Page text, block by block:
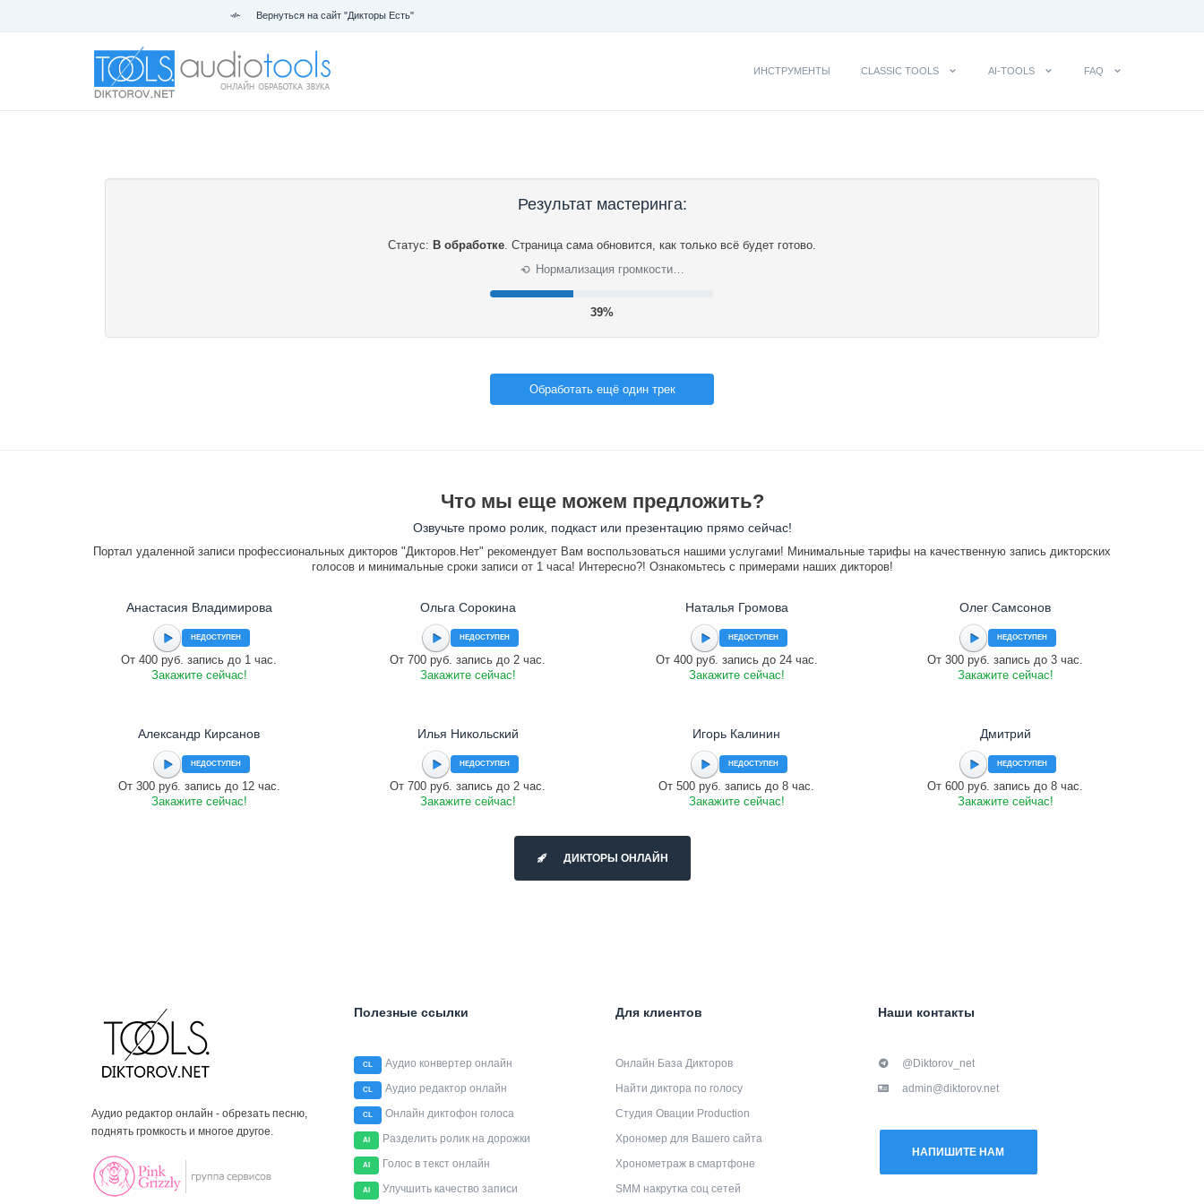
Вернуться на сайт "Дикторы Есть"
ИНСТРУМЕНТЫ CLASSIC TOOLS AI-TOOLS FAQ
Результат мастеринга:
Статус: В обработке. Страница сама обновится, как только всё будет готово.
⟳ Нормализация громкости…
40%
Обработать ещё один трек
Что мы еще можем предложить?
Озвучьте промо ролик, подкаст или презентацию прямо сейчас!
Портал удаленной записи профессиональных дикторов "Дикторов.Нет" рекомендует Вам воспользоваться нашими услугами! Минимальные тарифы на качественную запись дикторских
голосов и минимальные сроки записи от 1 часа! Интересно?! Ознакомьтесь с примерами наших дикторов!
Анастасия Владимирова
НЕДОСТУПЕН
От 400 руб. запись до 1 час.
Закажите сейчас!
Ольга Сорокина
НЕДОСТУПЕН
От 700 руб. запись до 2 час.
Закажите сейчас!
Наталья Громова
НЕДОСТУПЕН
От 400 руб. запись до 24 час.
Закажите сейчас!
Олег Самсонов
НЕДОСТУПЕН
От 300 руб. запись до 3 час.
Закажите сейчас!
Александр Кирсанов
НЕДОСТУПЕН
От 300 руб. запись до 12 час.
Закажите сейчас!
Илья Никольский
НЕДОСТУПЕН
От 700 руб. запись до 2 час.
Закажите сейчас!
Игорь Калинин
НЕДОСТУПЕН
От 500 руб. запись до 8 час.
Закажите сейчас!
Дмитрий
НЕДОСТУПЕН
От 600 руб. запись до 8 час.
Закажите сейчас!
ДИКТОРЫ ОНЛАЙН
Аудио редактор онлайн - обрезать песню,
поднять громкость и многое другое.
Полезные ссылки
CL Аудио конвертер онлайн
CL Аудио редактор онлайн
CL Онлайн диктофон голоса
AI Разделить ролик на дорожки
AI Голос в текст онлайн
AI Улучшить качество записи
Для клиентов
Онлайн База Дикторов
Найти диктора по голосу
Студия Овации Production
Хрономер для Вашего сайта
Хронометраж в смартфоне
SMM накрутка соц сетей
Наши контакты
@Diktorov_net
admin@diktorov.net
НАПИШИТЕ НАМ